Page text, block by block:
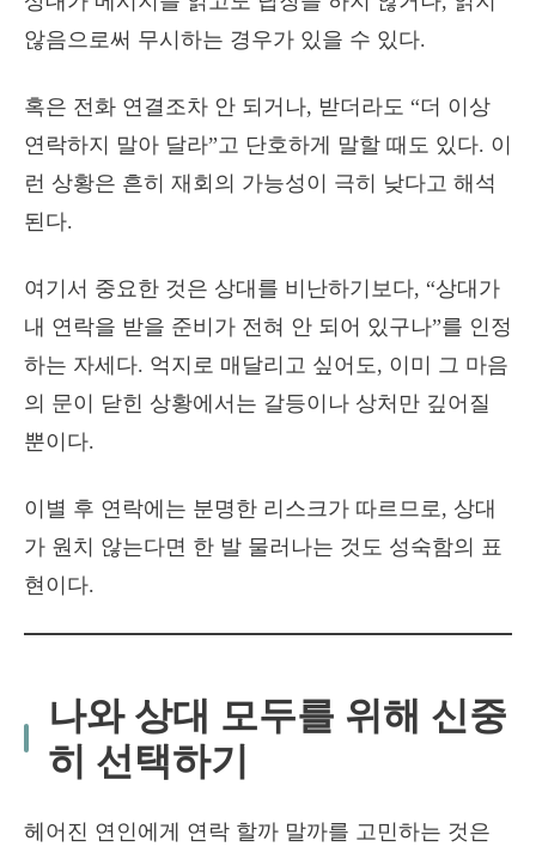
않음으로써 무시하는 경우가 있을 수 있다.
혹은 전화 연결조차 안 되거나, 받더라도 “더 이상
연락하지 말아 달라”고 단호하게 말할 때도 있다. 이
런 상황은 흔히 재회의 가능성이 극히 낮다고 해석
된다.
여기서 중요한 것은 상대를 비난하기보다, “상대가
내 연락을 받을 준비가 전혀 안 되어 있구나”를 인정
하는 자세다. 억지로 매달리고 싶어도, 이미 그 마음
의 문이 닫힌 상황에서는 갈등이나 상처만 깊어질
뿐이다.
이별 후 연락에는 분명한 리스크가 따르므로, 상대
가 원치 않는다면 한 발 물러나는 것도 성숙함의 표
현이다.
나와 상대 모두를 위해 신중
히 선택하기
헤어진 연인에게 연락 할까 말까를 고민하는 것은